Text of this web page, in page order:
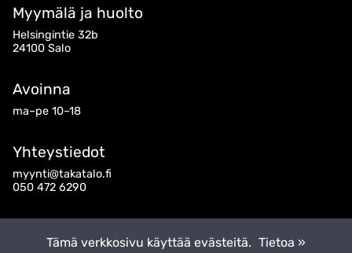
Myymälä ja huolto
Helsingintie 32b
24100 Salo
Avoinna
ma–pe 10–18
Yhteystiedot
myynti@takatalo.fi
050 472 6290
Tämä verkkosivu käyttää evästeitä. Tietoa »